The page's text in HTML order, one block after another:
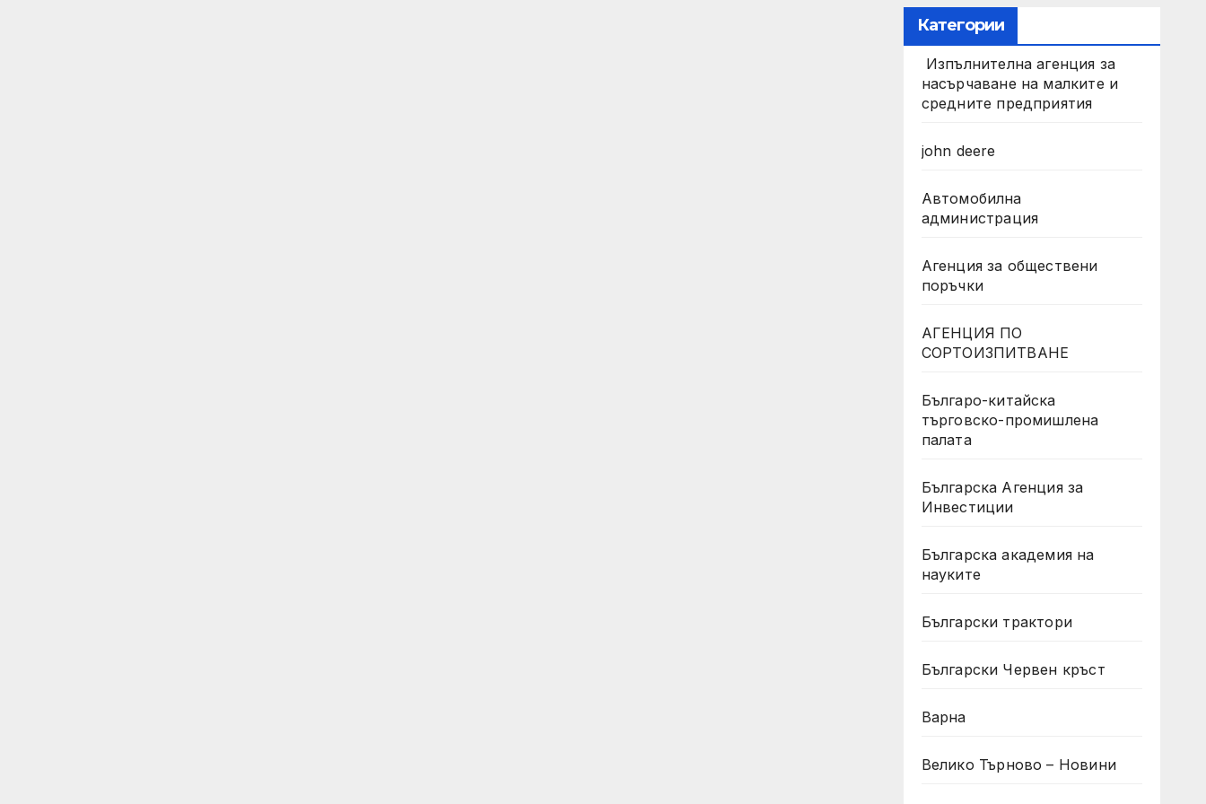
Категории
Изпълнителна агенция за
насърчаване на малките и
средните предприятия
john deere
Автомобилна
администрация
Агенция за обществени
поръчки
АГЕНЦИЯ ПО
СОРТОИЗПИТВАНЕ
Българо-китайска
търговско-промишлена
палата
Българска Агенция за
Инвестиции
Българска академия на
науките
Български трактори
Български Червен кръст
Варна
Велико Търново – Новини